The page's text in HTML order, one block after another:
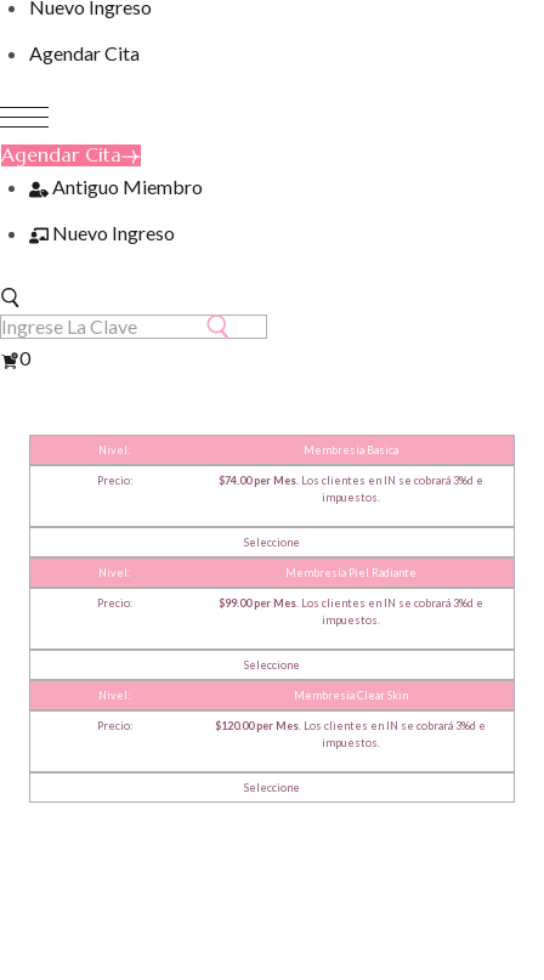
Nuevo Ingreso
Agendar Cita
Agendar Cita
Antiguo Miembro
Nuevo Ingreso
Ver
0
Membresía Basica
$74.00 per Mes. Los clientes en IN se cobrará 3%d e
impuestos.
Seleccione
Membresía Piel Radiante
$99.00 per Mes. Los clientes en IN se cobrará 3%d e
impuestos.
Seleccione
Membresía Clear Skin
$120.00 per Mes . Los clientes en IN se cobrará 3%d e
impuestos.
Seleccione